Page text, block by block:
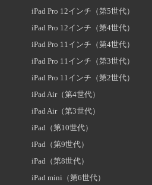
iPad Pro 12インチ（第5世代）
iPad Pro 12インチ（第4世代）
iPad Pro 11インチ（第4世代）
iPad Pro 11インチ（第3世代）
iPad Pro 11インチ（第2世代）
iPad Air（第4世代）
iPad Air（第3世代）
iPad（第10世代）
iPad（第9世代）
iPad（第8世代）
iPad mini（第6世代）